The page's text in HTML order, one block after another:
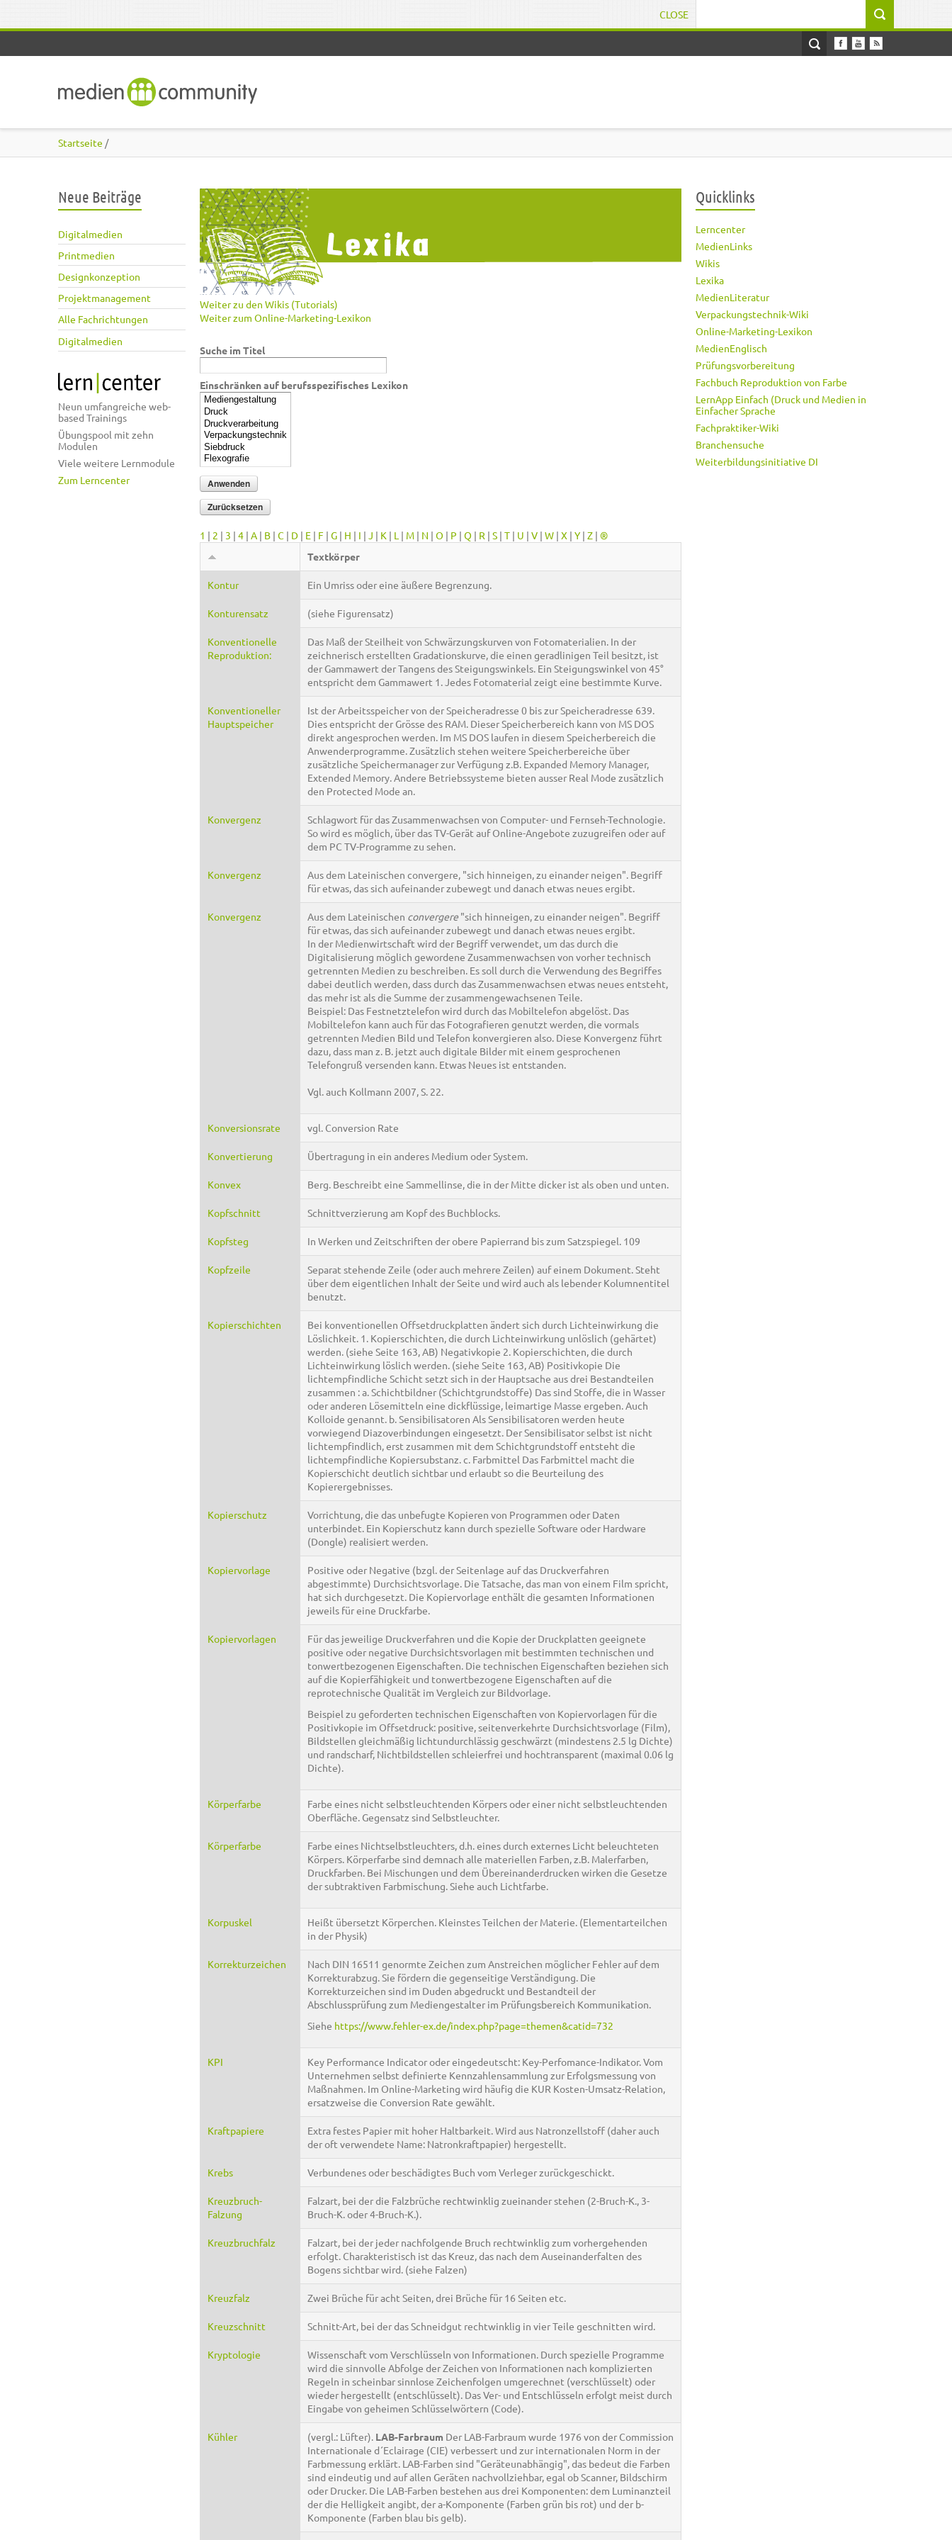
CLOSE
Startseite /
Neue Beiträge
Digitalmedien
Printmedien
Designkonzeption
Projektmanagement
Alle Fachrichtungen
Digitalmedien
Neun umfangreiche web-
based Trainings
Übungspool mit zehn
Modulen
Viele weitere Lernmodule
Zum Lerncenter
Weiter zu den Wikis (Tutorials)
Weiter zum Online-Marketing-Lexikon
Suche im Titel
Einschränken auf berufsspezifisches Lexikon
1 | 2 | 3 | 4 | A | B | C | D | E | F | G | H | I | J | K | L | M | N | O | P | Q | R | S | T | U | V | W | X | Y | Z | ®
Textkörper
Kontur Ein Umriss oder eine äußere Begrenzung.
Konturensatz (siehe Figurensatz)
Konventionelle
Reproduktion:
Das Maß der Steilheit von Schwärzungskurven von Fotomaterialien. In der
zeichnerisch erstellten Gradationskurve, die einen geradlinigen Teil besitzt, ist
der Gammawert der Tangens des Steigungswinkels. Ein Steigungswinkel von 45°
entspricht dem Gammawert 1. Jedes Fotomaterial zeigt eine bestimmte Kurve.
Konventioneller
Hauptspeicher
Ist der Arbeitsspeicher von der Speicheradresse 0 bis zur Speicheradresse 639.
Dies entspricht der Grösse des RAM. Dieser Speicherbereich kann von MS DOS
direkt angesprochen werden. Im MS DOS laufen in diesem Speicherbereich die
Anwenderprogramme. Zusätzlich stehen weitere Speicherbereiche über
zusätzliche Speichermanager zur Verfügung z.B. Expanded Memory Manager,
Extended Memory. Andere Betriebssysteme bieten ausser Real Mode zusätzlich
den Protected Mode an.
Konvergenz
Schlagwort für das Zusammenwachsen von Computer- und Fernseh-Technologie.
So wird es möglich, über das TV-Gerät auf Online-Angebote zuzugreifen oder auf
dem PC TV-Programme zu sehen.
Konvergenz
Aus dem Lateinischen convergere, "sich hinneigen, zu einander neigen". Begriff
für etwas, das sich aufeinander zubewegt und danach etwas neues ergibt.
Konvergenz Aus dem Lateinischen convergere "sich hinneigen, zu einander neigen". Begriff
für etwas, das sich aufeinander zubewegt und danach etwas neues ergibt.
In der Medienwirtschaft wird der Begriff verwendet, um das durch die
Digitalisierung möglich gewordene Zusammenwachsen von vorher technisch
getrennten Medien zu beschreiben. Es soll durch die Verwendung des Begriffes
dabei deutlich werden, dass durch das Zusammenwachsen etwas neues entsteht,
das mehr ist als die Summe der zusammengewachsenen Teile.
Beispiel: Das Festnetztelefon wird durch das Mobiltelefon abgelöst. Das
Mobiltelefon kann auch für das Fotografieren genutzt werden, die vormals
getrennten Medien Bild und Telefon konvergieren also. Diese Konvergenz führt
dazu, dass man z. B. jetzt auch digitale Bilder mit einem gesprochenen
Telefongruß versenden kann. Etwas Neues ist entstanden.
Vgl. auch Kollmann 2007, S. 22.
Konversionsrate vgl. Conversion Rate
Konvertierung Übertragung in ein anderes Medium oder System.
Konvex Berg. Beschreibt eine Sammellinse, die in der Mitte dicker ist als oben und unten.
Kopfschnitt Schnittverzierung am Kopf des Buchblocks.
Kopfsteg In Werken und Zeitschriften der obere Papierrand bis zum Satzspiegel. 109
Kopfzeile
Separat stehende Zeile (oder auch mehrere Zeilen) auf einem Dokument. Steht
über dem eigentlichen Inhalt der Seite und wird auch als lebender Kolumnentitel
benutzt.
Kopierschichten
Bei konventionellen Offsetdruckplatten ändert sich durch Lichteinwirkung die
Löslichkeit. 1. Kopierschichten, die durch Lichteinwirkung unlöslich (gehärtet)
werden. (siehe Seite 163, AB) Negativkopie 2. Kopierschichten, die durch
Lichteinwirkung löslich werden. (siehe Seite 163, AB) Positivkopie Die
lichtempfindliche Schicht setzt sich in der Hauptsache aus drei Bestandteilen
zusammen : a. Schichtbildner (Schichtgrundstoffe) Das sind Stoffe, die in Wasser
oder anderen Lösemitteln eine dickflüssige, leimartige Masse ergeben. Auch
Kolloide genannt. b. Sensibilisatoren Als Sensibilisatoren werden heute
vorwiegend Diazoverbindungen eingesetzt. Der Sensibilisator selbst ist nicht
lichtempfindlich, erst zusammen mit dem Schichtgrundstoff entsteht die
lichtempfindliche Kopiersubstanz. c. Farbmittel Das Farbmittel macht die
Kopierschicht deutlich sichtbar und erlaubt so die Beurteilung des
Kopierergebnisses.
Kopierschutz
Vorrichtung, die das unbefugte Kopieren von Programmen oder Daten
unterbindet. Ein Kopierschutz kann durch spezielle Software oder Hardware
(Dongle) realisiert werden.
Kopiervorlage
Positive oder Negative (bzgl. der Seitenlage auf das Druckverfahren
abgestimmte) Durchsichtsvorlage. Die Tatsache, das man von einem Film spricht,
hat sich durchgesetzt. Die Kopiervorlage enthält die gesamten Informationen
jeweils für eine Druckfarbe.
Kopiervorlagen
Für das jeweilige Druckverfahren und die Kopie der Druckplatten geeignete
positive oder negative Durchsichtsvorlagen mit bestimmten technischen und
tonwertbezogenen Eigenschaften. Die technischen Eigenschaften beziehen sich
auf die Kopierfähigkeit und tonwertbezogene Eigenschaften auf die
reprotechnische Qualität im Vergleich zur Bildvorlage.
Beispiel zu geforderten technischen Eigenschaften von Kopiervorlagen für die
Positivkopie im Offsetdruck: positive, seitenverkehrte Durchsichtsvorlage (Film),
Bildstellen gleichmäßig lichtundurchlässig geschwärzt (mindestens 2.5 lg Dichte)
und randscharf, Nichtbildstellen schleierfrei und hochtransparent (maximal 0.06 lg
Dichte).
Körperfarbe
Farbe eines nicht selbstleuchtenden Körpers oder einer nicht selbstleuchtenden
Oberfläche. Gegensatz sind Selbstleuchter.
Körperfarbe
Farbe eines Nichtselbstleuchters, d.h. eines durch externes Licht beleuchteten
Körpers. Körperfarbe sind demnach alle materiellen Farben, z.B. Malerfarben,
Druckfarben. Bei Mischungen und dem Übereinanderdrucken wirken die Gesetze
der subtraktiven Farbmischung. Siehe auch Lichtfarbe.
Korpuskel
Heißt übersetzt Körperchen. Kleinstes Teilchen der Materie. (Elementarteilchen
in der Physik)
Korrekturzeichen
Nach DIN 16511 genormte Zeichen zum Anstreichen möglicher Fehler auf dem
Korrekturabzug. Sie fördern die gegenseitige Verständigung. Die
Korrekturzeichen sind im Duden abgedruckt und Bestandteil der
Abschlussprüfung zum Mediengestalter im Prüfungsbereich Kommunikation.
Siehe https://www.fehler-ex.de/index.php?page=themen&catid=732
KPI
Key Performance Indicator oder eingedeutscht: Key-Perfomance-Indikator. Vom
Unternehmen selbst definierte Kennzahlensammlung zur Erfolgsmessung von
Maßnahmen. Im Online-Marketing wird häufig die KUR Kosten-Umsatz-Relation,
ersatzweise die Conversion Rate gewählt.
Kraftpapiere
Extra festes Papier mit hoher Haltbarkeit. Wird aus Natronzellstoff (daher auch
der oft verwendete Name: Natronkraftpapier) hergestellt.
Krebs Verbundenes oder beschädigtes Buch vom Verleger zurückgeschickt.
Kreuzbruch-
Falzung
Falzart, bei der die Falzbrüche rechtwinklig zueinander stehen (2-Bruch-K., 3-
Bruch-K. oder 4-Bruch-K.).
Kreuzbruchfalz
Falzart, bei der jeder nachfolgende Bruch rechtwinklig zum vorhergehenden
erfolgt. Charakteristisch ist das Kreuz, das nach dem Auseinanderfalten des
Bogens sichtbar wird. (siehe Falzen)
Kreuzfalz Zwei Brüche für acht Seiten, drei Brüche für 16 Seiten etc.
Kreuzschnitt Schnitt-Art, bei der das Schneidgut rechtwinklig in vier Teile geschnitten wird.
Kryptologie
Wissenschaft vom Verschlüsseln von Informationen. Durch spezielle Programme
wird die sinnvolle Abfolge der Zeichen von Informationen nach komplizierten
Regeln in scheinbar sinnlose Zeichenfolgen umgerechnet (verschlüsselt) oder
wieder hergestellt (entschlüsselt). Das Ver- und Entschlüsseln erfolgt meist durch
Eingabe von geheimen Schlüsselwörtern (Code).
Kühler (vergl.: Lüfter). LAB-Farbraum Der LAB-Farbraum wurde 1976 von der Commission
Internationale d´Eclairage (CIE) verbessert und zur internationalen Norm in der
Farbmessung erklärt. LAB-Farben sind "Geräteunabhängig", das bedeut die Farben
sind eindeutig und auf allen Geräten nachvollziehbar, egal ob Scanner, Bildschirm
oder Drucker. Die LAB-Farben bestehen aus drei Komponenten: dem Luminanzteil
der die Helligkeit angibt, der a-Komponente (Farben grün bis rot) und der b-
Komponente (Farben blau bis gelb).
Quicklinks
Lerncenter
MedienLinks
Wikis
Lexika
MedienLiteratur
Verpackungstechnik-Wiki
Online-Marketing-Lexikon
MedienEnglisch
Prüfungsvorbereitung
Fachbuch Reproduktion von Farbe
LernApp Einfach (Druck und Medien in
Einfacher Sprache
Fachpraktiker-Wiki
Branchensuche
Weiterbildungsinitiative DI